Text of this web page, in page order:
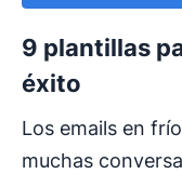
9 plantillas
éxito
Los emails en
muchas